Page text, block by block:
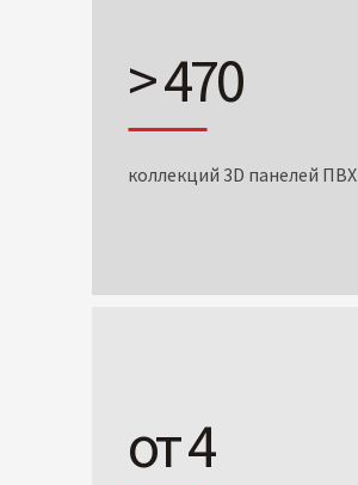
> 470
коллекций 3D панелей ПВХ
от 4